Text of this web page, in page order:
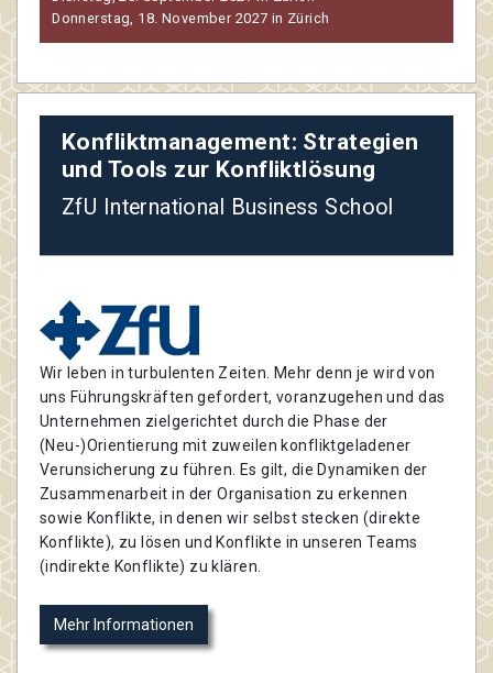
Donnerstag, 18. November 2027 in Zürich
Konfliktmanagement: Strategien
und Tools zur Konfliktlösung
ZfU International Business School
Wir leben in turbulenten Zeiten. Mehr denn je wird von
uns Führungskräften gefordert, voranzugehen und das
Unternehmen zielgerichtet durch die Phase der
(Neu-)Orientierung mit zuweilen konfliktgeladener
Verunsicherung zu führen. Es gilt, die Dynamiken der
Zusammenarbeit in der Organisation zu erkennen
sowie Konflikte, in denen wir selbst stecken (direkte
Konflikte), zu lösen und Konflikte in unseren Teams
(indirekte Konflikte) zu klären.
Mehr Informationen